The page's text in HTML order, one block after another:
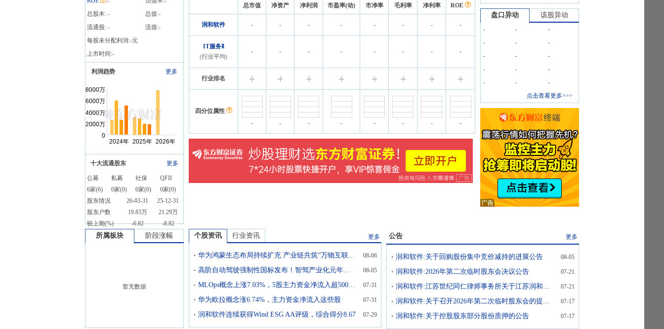
总股本: - 总值:-
流通股: - 流值:-
每股未分配利润:-元
上市时间:-
利润趋势 更多
十大流通股东 更多
公募 私募 社保
QFII
6家(6) 0家(0) 0家(0) 0家(0)
股东情况
26-03-31
25-12-31
股东户数
19.83万
21.29万
较上期(%)
-6.82 -8.82
总市值 净资产 净利润 市盈率(动) 市净率 毛利率 净利率 ROE
润和软件 - - - - - - - -
IT服务Ⅱ
(行业平均)
- - - - - - - -
行业排名 -- -- -|- -- -|- -|- -|- --
四分位属性
-
- - - - - - -
盘口异动 该股异动
- -
-
-
-
-
-
-
-
-
-
-
-
-
-
点击查看更多>>>
所属板块 阶段涨幅
暂无数据
个股资讯 行业资讯 更多
华为鸿蒙生态布局持续扩充 产业链共筑“万物互联”新底座 08-06
高阶自动驾驶强制性国标发布！智驾产业化元年或加速兑现(附股) 08-05
MLOps概念上涨7.03%，5股主力资金净流入超5000万元 07-31
华为欧拉概念涨6.74%，主力资金净流入这些股 07-31
润和软件连续获得Wind ESG AA评级，综合得分8.67 07-29
公告 更多
润和软件:关于回购股份集中竞价减持的进展公告 08-05
润和软件:2026年第二次临时股东会决议公告 07-21
润和软件:江苏世纪同仁律师事务所关于江苏润和软件股份有限公司2026年第二次临时股东会的法律意见书 07-21
润和软件:关于召开2026年第二次临时股东会的提示性公告 07-17
润和软件:关于控股股东部分股份质押的公告 07-17